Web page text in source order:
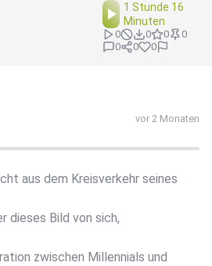
1 Stunde 16
Minuten
0 0 0
0
0
0 0
vor 2 Monaten
aus dem Kreisverkehr seines
dieses Bild von sich,
zwischen Millennials und